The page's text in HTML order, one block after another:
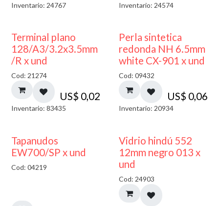
Inventario: 24767 Inventario: 24574
Terminal plano
128/A3/3.2x3.5mm
/R x und
Cod: 21274
US$ 0,02
Inventario: 83435
Perla sintetica
redonda NH 6.5mm
white CX-901 x und
Cod: 09432
US$ 0,06
Inventario: 20934
50% DESCUENTO
Tapanudos
EW700/SP x und
Cod: 04219 40% DESCUENTO
Vidrio hindú 552
12mm negro 013 x
und
Cod: 24903